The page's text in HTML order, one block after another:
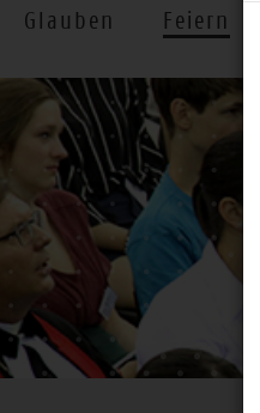
Glauben Feiern